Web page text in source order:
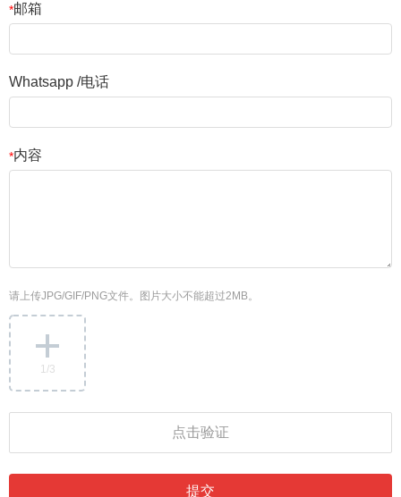
*邮箱
Whatsapp /电话
*内容
请上传JPG/GIF/PNG文件。图片大小不能超过2MB。
1/3
点击验证